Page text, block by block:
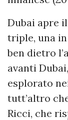
Dubai apre
triple, una
ben dietro
avanti
esplorato
tutt’altro
Ricci, che